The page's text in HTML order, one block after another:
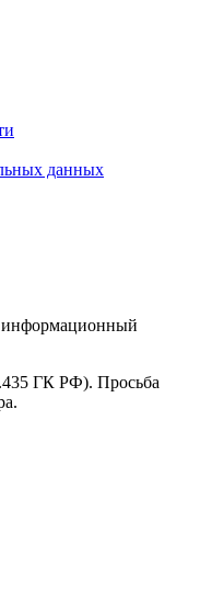
данных
ГК РФ). Просьба